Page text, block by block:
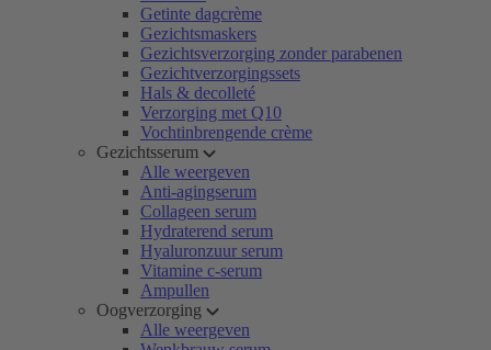
Getinte dagcrème
Gezichtsmaskers
Gezichtsverzorging zonder parabenen
Gezichtverzorgingssets
Hals & decolleté
Verzorging met Q10
Vochtinbrengende crème
Gezichtsserum
Alle weergeven
Anti-agingserum
Collageen serum
Hydraterend serum
Hyaluronzuur serum
Vitamine c-serum
Ampullen
Oogverzorging
Alle weergeven